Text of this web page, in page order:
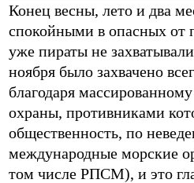
Конец весны, лето и два
спокойными в опасных от
уже пираты не
ноября было захвачено
благодаря
охраны, противниками
общественность, по
международные морские
том числе РПСМ), и это